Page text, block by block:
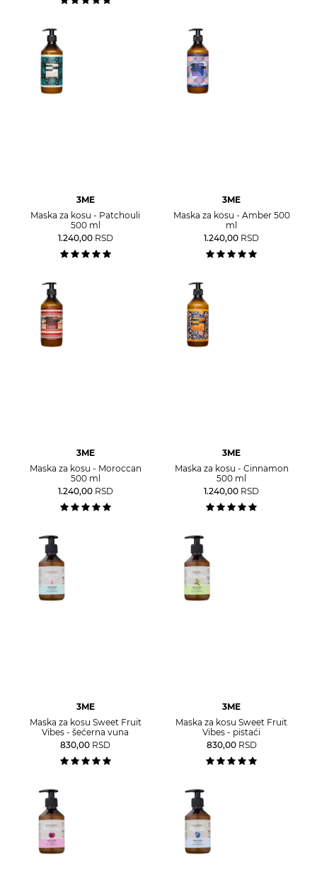
3ME
Maska za kosu - Patchouli
500 ml
1.240,00 RSD
3ME
Maska za kosu - Amber 500
ml
1.240,00 RSD
3ME
Maska za kosu - Moroccan
500 ml
1.240,00 RSD
3ME
Maska za kosu - Cinnamon
500 ml
1.240,00 RSD
3ME
Maska za kosu Sweet Fruit
Vibes - šećerna vuna
830,00 RSD
3ME
Maska za kosu Sweet Fruit
Vibes - pistaći
830,00 RSD